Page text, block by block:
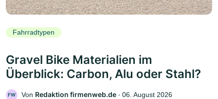
Fahrradtypen
Gravel Bike Materialien im
Überblick: Carbon, Alu oder Stahl?
FW Von Redaktion firmenweb.de ‧ 06. August 2026